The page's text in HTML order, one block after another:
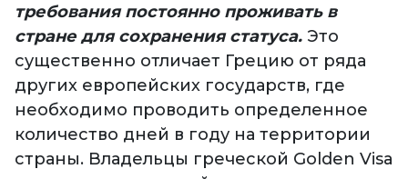
требования постоянно проживать в
стране для сохранения статуса. Это
существенно отличает Грецию от ряда
других европейских государств, где
необходимо проводить определенное
количество дней в году на территории
страны. Владельцы греческой Golden Visa